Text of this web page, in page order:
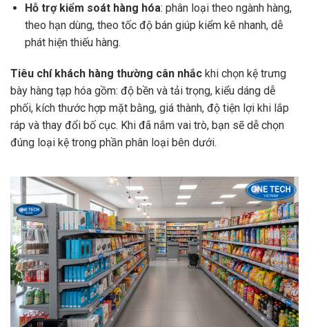
Hỗ trợ kiểm soát hàng hóa: phân loại theo ngành hàng,
theo hạn dùng, theo tốc độ bán giúp kiểm kê nhanh, dễ
phát hiện thiếu hàng.
Tiêu chí khách hàng thường cân nhắc khi chọn kệ trưng
bày hàng tạp hóa gồm: độ bền và tải trọng, kiểu dáng dễ
phối, kích thước hợp mặt bằng, giá thành, độ tiện lợi khi lắp
ráp và thay đổi bố cục. Khi đã nắm vai trò, bạn sẽ dễ chọn
đúng loại kệ trong phần phân loại bên dưới.